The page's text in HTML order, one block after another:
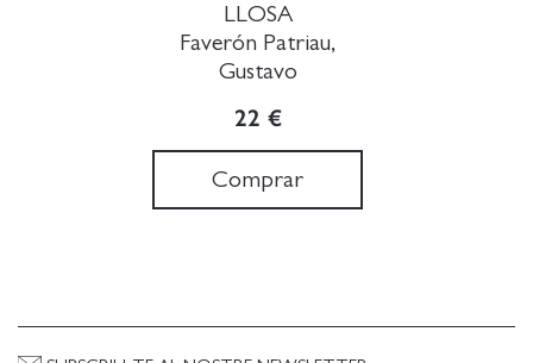
LLOSA
Faverón Patriau,
Gustavo
22 €
Comprar